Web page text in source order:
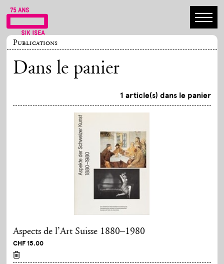
Publications
Dans le panier
1 article(s) dans le panier
Aspects de l’Art Suisse 1880–1980
CHF 15.00